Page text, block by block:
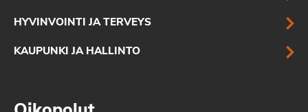
HYVINVOINTI JA TERVEYS
KAUPUNKI JA HALLINTO